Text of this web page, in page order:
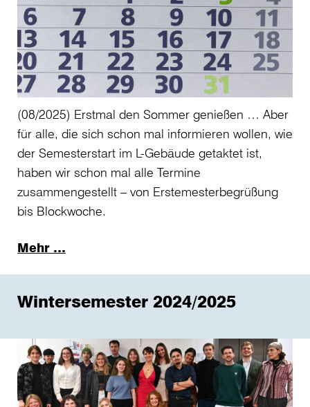
(08/2025) Erstmal den Sommer genießen … Aber
für alle, die sich schon mal informieren wollen, wie
der Semesterstart im L-Gebäude getaktet ist,
haben wir schon mal alle Termine
zusammengestellt – von Erstemesterbegrüßung
bis Blockwoche.
Mehr …
Wintersemester 2024/2025